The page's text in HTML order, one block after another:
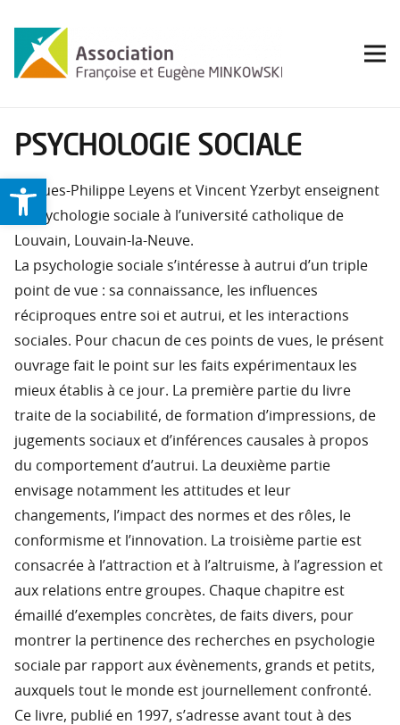
Ouvrir la barre d’outils
PSYCHOLOGIE SOCIALE
Jacques-Philippe Leyens et Vincent Yzerbyt enseignent
la psychologie sociale à l’université catholique de
Louvain, Louvain-la-Neuve.
La psychologie sociale s’intéresse à autrui d’un triple
point de vue : sa connaissance, les influences
réciproques entre soi et autrui, et les interactions
sociales. Pour chacun de ces points de vues, le présent
ouvrage fait le point sur les faits expérimentaux les
mieux établis à ce jour. La première partie du livre
traite de la sociabilité, de formation d’impressions, de
jugements sociaux et d’inférences causales à propos
du comportement d’autrui. La deuxième partie
envisage notamment les attitudes et leur
changements, l’impact des normes et des rôles, le
conformisme et l’innovation. La troisième partie est
consacrée à l’attraction et à l’altruisme, à l’agression et
aux relations entre groupes. Chaque chapitre est
émaillé d’exemples concrètes, de faits divers, pour
montrer la pertinence des recherches en psychologie
sociale par rapport aux évènements, grands et petits,
auxquels tout le monde est journellement confronté.
Ce livre, publié en 1997, s’adresse avant tout à des